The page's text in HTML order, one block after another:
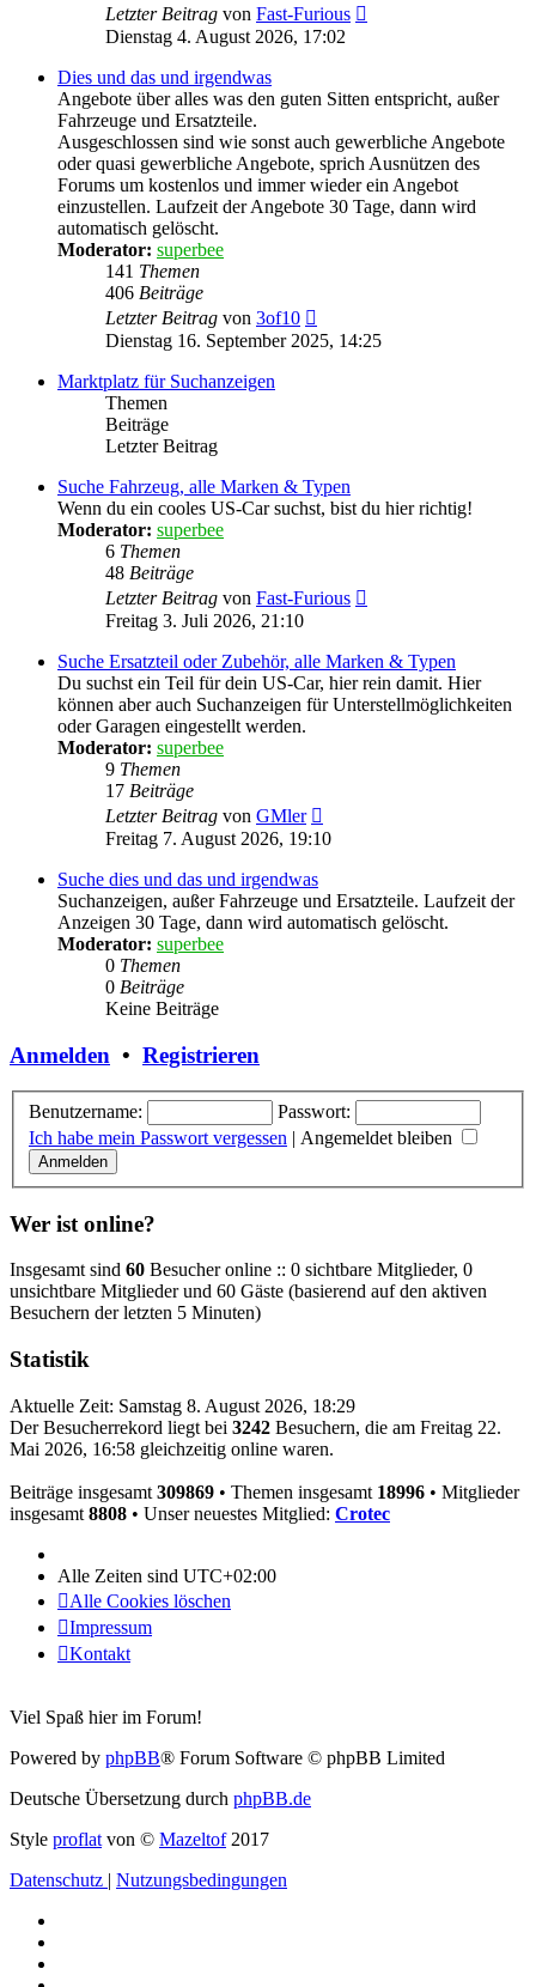
Letzter Beitrag von Fast-Furious
Dienstag 4. August 2026, 17:02
Dies und das und irgendwas
Angebote über alles was den guten Sitten entspricht, außer
Fahrzeuge und Ersatzteile.
Ausgeschlossen sind wie sonst auch gewerbliche Angebote
oder quasi gewerbliche Angebote, sprich Ausnützen des
Forums um kostenlos und immer wieder ein Angebot
einzustellen. Laufzeit der Angebote 30 Tage, dann wird
automatisch gelöscht.
Moderator: superbee
141 Themen
406 Beiträge
Letzter Beitrag von 3of10
Beitrag
Dienstag 16. September 2025, 14:25
Marktplatz für Suchanzeigen
Themen
Beiträge
Letzter Beitrag
Suche Fahrzeug, alle Marken & Typen
Wenn du ein cooles US-Car suchst, bist du hier richtig!
Moderator: superbee
6 Themen
48 Beiträge
Letzter Beitrag von Fast-Furious
Freitag 3. Juli 2026, 21:10
Suche Ersatzteil oder Zubehör, alle Marken & Typen
Du suchst ein Teil für dein US-Car, hier rein damit. Hier
können aber auch Suchanzeigen für Unterstellmöglichkeiten
oder Garagen eingestellt werden.
Moderator: superbee
9 Themen
17 Beiträge
Letzter Beitrag von GMler
Beitrag
Freitag 7. August 2026, 19:10
Suche dies und das und irgendwas
Suchanzeigen, außer Fahrzeuge und Ersatzteile. Laufzeit der
Anzeigen 30 Tage, dann wird automatisch gelöscht.
Moderator: superbee
0 Themen
0 Beiträge
Keine Beiträge
Anmelden • Registrieren
Benutzername:
Passwort:
Ich habe mein Passwort vergessen | Angemeldet bleiben
Wer ist online?
Insgesamt sind 60 Besucher online :: 0 sichtbare Mitglieder, 0
unsichtbare Mitglieder und 60 Gäste (basierend auf den aktiven
Besuchern der letzten 5 Minuten)
Statistik
Aktuelle Zeit: Samstag 8. August 2026, 18:29
Der Besucherrekord liegt bei 3242 Besuchern, die am Freitag 22.
Mai 2026, 16:58 gleichzeitig online waren.
Beiträge insgesamt 309869 • Themen insgesamt 18996 • Mitglieder
insgesamt 8808 • Unser neuestes Mitglied: Crotec
Alle Zeiten sind UTC+02:00
Alle Cookies löschen
Impressum
Kontakt
Viel Spaß hier im Forum!
Powered by phpBB® Forum Software © phpBB Limited
Deutsche Übersetzung durch phpBB.de
Style proflat von © Mazeltof2017
Datenschutz | Nutzungsbedingungen